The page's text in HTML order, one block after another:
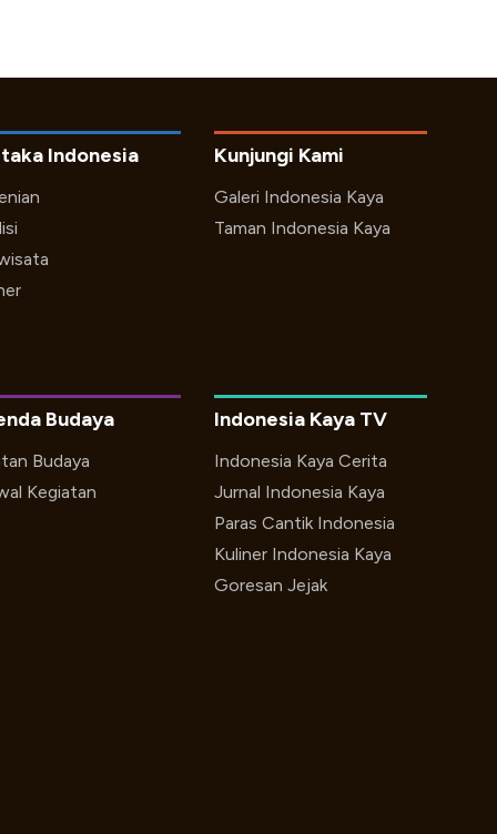
Kunjungi Kami
Galeri Indonesia Kaya
Taman Indonesia Kaya
Indonesia
Indonesia Kaya TV
Indonesia Kaya Cerita
Jurnal Indonesia Kaya
Paras Cantik Indonesia
Kuliner Indonesia Kaya
Goresan Jejak
Budaya
Budaya
Kegiatan